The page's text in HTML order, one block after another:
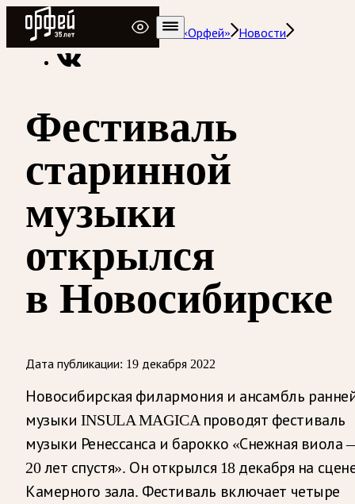
Радио Орфей
Радио классической музыки «Орфей»
Новости
Фестиваль
старинной
музыки
открылся
в Новосибирске
Дата публикации: 19 декабря 2022
Новосибирская филармония и ансамбль
музыки INSULA MAGICA проводят фестиваль
музыки Ренессанса и барокко «Снежная виола
20 лет спустя». Он открылся 18 декабря на
Камерного зала. Фестиваль включает четыре